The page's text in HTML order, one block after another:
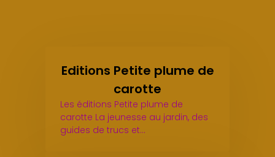
Editions Petite plume de
carotte
Les éditions Petite plume de
carotte La jeunesse au jardin, des
guides de trucs et…